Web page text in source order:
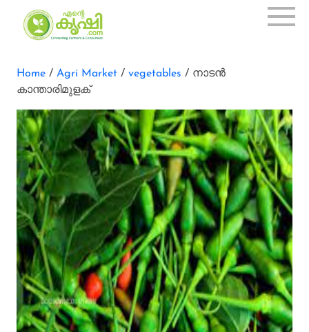
Home / Agri Market / vegetables / നാടന്‍
കാന്താരിമുളക്